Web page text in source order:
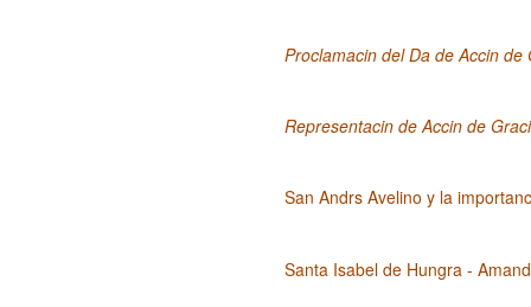
Proclamacin del Da de Accin
Representacin de Accin de
San Andrs Avelino y la
Santa Isabel de Hungra -